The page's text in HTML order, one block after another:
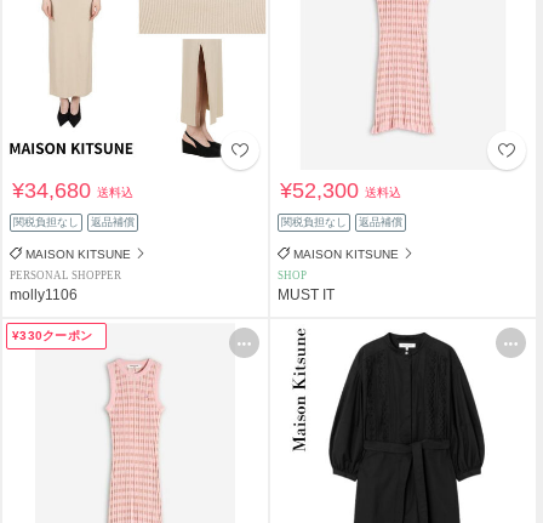
¥34,680送料込
関税負担なし 返品補償
MAISON KITSUNE
PERSONAL SHOPPER
molly1106
¥52,300送料込
関税負担なし 返品補償
MAISON KITSUNE
SHOP
MUST IT
¥330クーポン